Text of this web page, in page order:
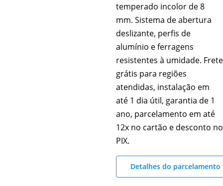
temperado incolor de 8
mm. Sistema de abertura
deslizante, perfis de
alumínio e ferragens
resistentes à umidade. Frete
grátis para regiões
atendidas, instalação em
até 1 dia útil, garantia de 1
ano, parcelamento em até
12x no cartão e desconto no
PIX.
Detalhes do parcelamento